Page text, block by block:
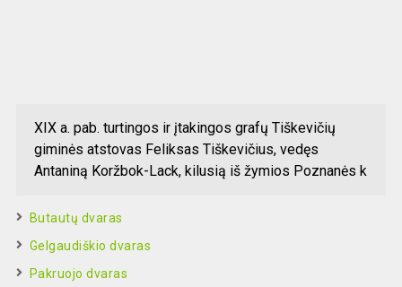
XIX a. pab. turtingos ir įtakingos grafų Tiškevičių
giminės atstovas Feliksas Tiškevičius, vedęs
Antaniną Koržbok-Lack, kilusią iš žymios Poznanės k
Butautų dvaras
Gelgaudiškio dvaras
Pakruojo dvaras